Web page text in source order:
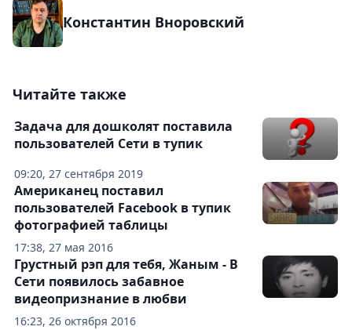
Константин Вноровский
Читайте также
09:20, 27 сентября 2019
Задача для дошколят поставила
пользователей Сети в тупик
17:38, 27 мая 2016
Американец поставил
пользователей Facebook в тупик
фотографией таблицы
16:23, 26 октября 2016
Грустный рэп для тебя, Жаным - В
Сети появилось забавное
видеопризнание в любви